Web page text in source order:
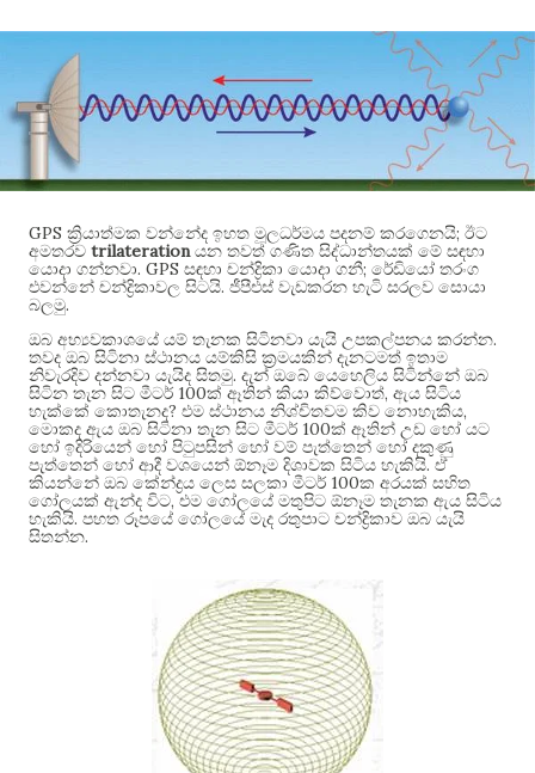
GPS ක්‍රියාත්මක වන්නේද ඉහත මූලධර්මය පදනම් කරගෙනයි; ඊට
අමතරව trilateration යන තවත් ගණිත සිද්ධාන්තයක් මේ සඳහා
යොදා ගන්නවා. GPS සඳහා චන්ද්‍රිකා යොදා ගනී; රේඩියෝ තරංග
එවන්නේ චන්ද්‍රිකාවල සිටයි. ජීපීඑස් වැඩකරන හැටි සරලව සොයා
බලමු.
ඔබ අභ්‍යවකාශයේ යම් තැනක සිටිනවා යැයි උපකල්පනය කරන්න.
තවද ඔබ සිටිනා ස්ථානය යම්කිසි ක්‍රමයකින් දැනටමත් ඉතාම
නිවැරදිව දන්නවා යැයිද සිතමු. දැන් ඔබේ යෙහෙලිය සිටින්නේ ඔබ
සිටින තැන සිට මීටර් 100ක් ඈතින් කියා කිව්වොත්, ඇය සිටිය
හැක්කේ කොතැනද? එම ස්ථානය නිශ්චිතවම කිව නොහැකිය,
මොකද ඇය ඔබ සිටිනා තැන සිට මීටර් 100ක් ඈතින් උඩ හෝ යට
හෝ ඉදිරියෙන් හෝ පිටුපසින් හෝ වම් පැත්තෙන් හෝ දකුණු
පැත්තෙන් හෝ ආදී වශයෙන් ඕනෑම දිශාවක සිටිය හැකියි. ඒ
කියන්නේ ඔබ කේන්ද්‍රය ලෙස සලකා මීටර් 100ක අරයක් සහිත
ගෝලයක් ඇන්ද විට, එම ගෝලයේ මතුපිට ඕනෑම තැනක ඇය සිටිය
හැකියි. පහත රූපයේ ගෝලයේ මැද රතුපාට චන්ද්‍රිකාව ඔබ යැයි
සිතන්න.